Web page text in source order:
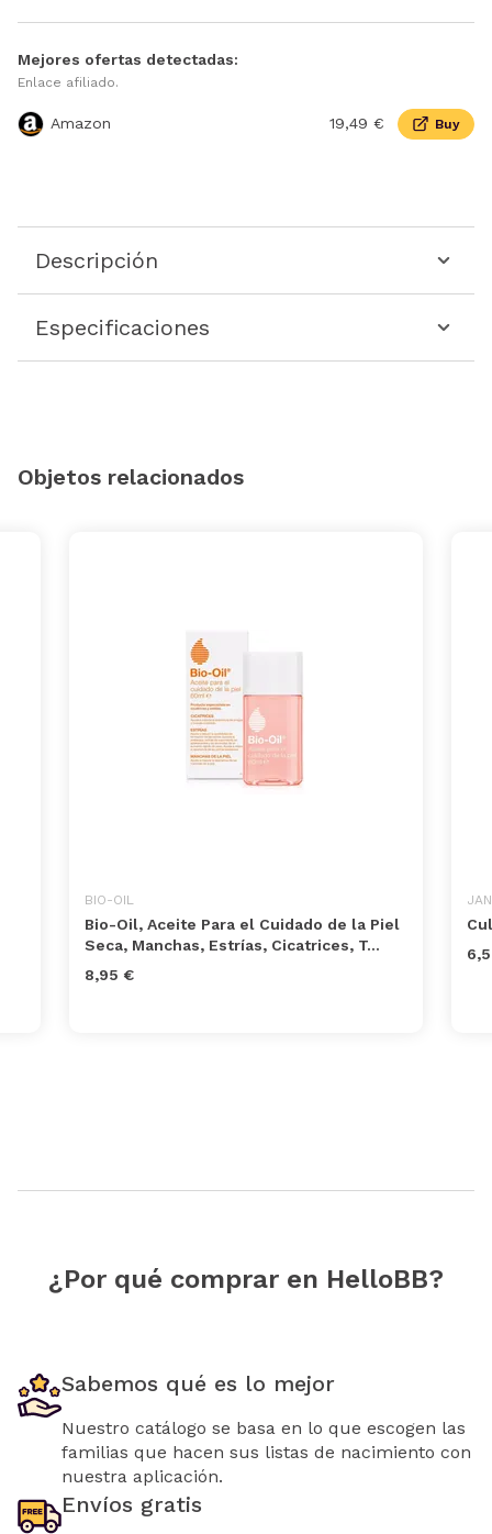
Mejores ofertas detectadas:
Enlace afiliado.
Amazon 19,49 € Buy
Descripción
Especificaciones
Objetos relacionados
BIO-OIL
Bio-Oil, Aceite Para el Cuidado de la Piel
Seca, Manchas, Estrías, Cicatrices, T...
8,95 €
¿Por qué comprar en HelloBB?
Sabemos qué es lo mejor
Nuestro catálogo se basa en lo que escogen las
familias que hacen sus listas de nacimiento con
nuestra aplicación.
Envíos gratis